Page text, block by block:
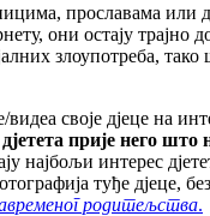
прославама
они остају трајно
злоупотреба,
своје дјеце на
прије него
најбољи интерес
туђе
родитељства.